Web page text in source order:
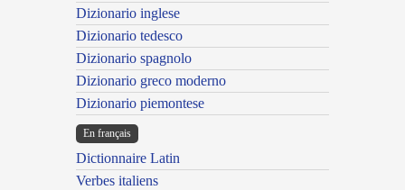
Dizionario inglese
Dizionario tedesco
Dizionario spagnolo
Dizionario greco moderno
Dizionario piemontese
En français
Dictionnaire Latin
Verbes italiens